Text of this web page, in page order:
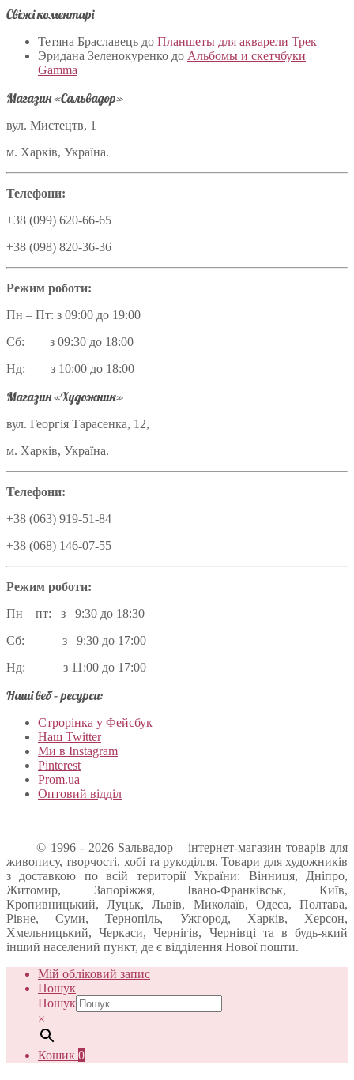
Свіжі коментарі
Тетяна Браславець до Планшеты для акварели Трек
Эридана Зеленокуренко до Альбомы и скетчбуки
Gamma
Магазин «Сальвадор»
вул. Мистецтв, 1
м. Харків, Україна.
Телефони:
+38 (099) 620-66-65
+38 (098) 820-36-36
Режим роботи:
Пн – Пт: з 09:00 до 19:00
Сб: з 09:30 до 18:00
Нд: з 10:00 до 18:00
Магазин «Художник»
вул. Георгія Тарасенка, 12,
м. Харків, Україна.
Телефони:
+38 (063) 919-51-84
+38 (068) 146-07-55
Режим роботи:
Пн – пт: з 9:30 до 18:30
Сб: з 9:30 до 17:00
Нд: з 11:00 до 17:00
Наші веб – ресурси:
Строрінка у Фейсбук
Наш Twitter
Ми в Instagram
Pinterest
Prom.ua
Оптовий відділ
© 1996 - 2026 Sальвадор – інтернет-магазин товарів для
живопису, творчості, хобі та рукоділля. Товари для художників
з доставкою по всій території України: Вінниця, Дніпро,
Житомир, Запоріжжя, Івано-Франківськ, Київ,
Кропивницький, Луцьк, Львів, Миколаїв, Одеса, Полтава,
Рівне, Суми, Тернопіль, Ужгород, Харків, Херсон,
Хмельницький, Черкаси, Чернігів, Чернівці та в будь-який
інший населений пункт, де є відділення Нової пошти.
Мій обліковий запис
Пошук
Пошук
×
Кошик 0